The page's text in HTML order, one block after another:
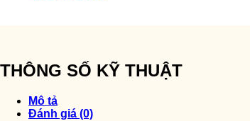
THÔNG SỐ KỸ THUẬT
Mô tả
Đánh giá (0)